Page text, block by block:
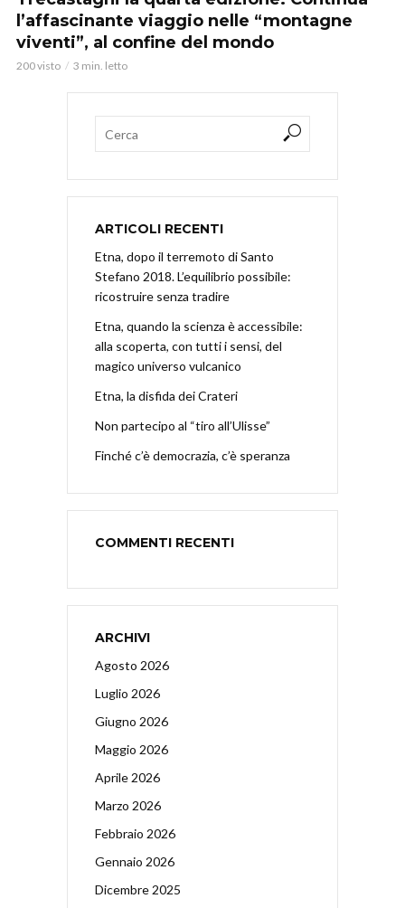
l’affascinante viaggio nelle “montagne
viventi”, al confine del mondo
200 visto 3 min. letto
ARTICOLI RECENTI
Etna, dopo il terremoto di Santo
Stefano 2018. L’equilibrio possibile:
ricostruire senza tradire
Etna, quando la scienza è accessibile:
alla scoperta, con tutti i sensi, del
magico universo vulcanico
Etna, la disfida dei Crateri
Non partecipo al “tiro all’Ulisse”
Finché c’è democrazia, c’è speranza
COMMENTI RECENTI
ARCHIVI
Agosto 2026
Luglio 2026
Giugno 2026
Maggio 2026
Aprile 2026
Marzo 2026
Febbraio 2026
Gennaio 2026
Dicembre 2025